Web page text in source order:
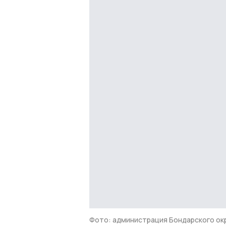
Фото: администрация Бондарского